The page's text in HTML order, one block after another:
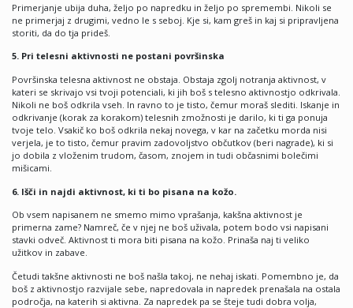
Primerjanje ubija duha, željo po napredku in željo po spremembi. Nikoli se
ne primerjaj z drugimi, vedno le s seboj. Kje si, kam greš in kaj si pripravljena
storiti, da do tja prideš.
5. Pri telesni aktivnosti ne postani površinska
Površinska telesna aktivnost ne obstaja. Obstaja zgolj notranja aktivnost, v
kateri se skrivajo vsi tvoji potenciali, ki jih boš s telesno aktivnostjo odkrivala.
Nikoli ne boš odkrila vseh. In ravno to je tisto, čemur moraš slediti. Iskanje in
odkrivanje (korak za korakom) telesnih zmožnosti je darilo, ki ti ga ponuja
tvoje telo. Vsakič ko boš odkrila nekaj novega, v kar na začetku morda nisi
verjela, je to tisto, čemur pravim zadovoljstvo občutkov (beri nagrade), ki si
jo dobila z vloženim trudom, časom, znojem in tudi občasnimi bolečimi
mišicami.
6. Išči in najdi aktivnost, ki ti bo pisana na kožo.
Ob vsem napisanem ne smemo mimo vprašanja, kakšna aktivnost je
primerna zame? Namreč, če v njej ne boš uživala, potem bodo vsi napisani
stavki odveč. Aktivnost ti mora biti pisana na kožo. Prinaša naj ti veliko
užitkov in zabave.
Četudi takšne aktivnosti ne boš našla takoj, ne nehaj iskati. Pomembno je, da
boš z aktivnostjo razvijale sebe, napredovala in napredek prenašala na ostala
področja, na katerih si aktivna. Za napredek pa se šteje tudi dobra volja,